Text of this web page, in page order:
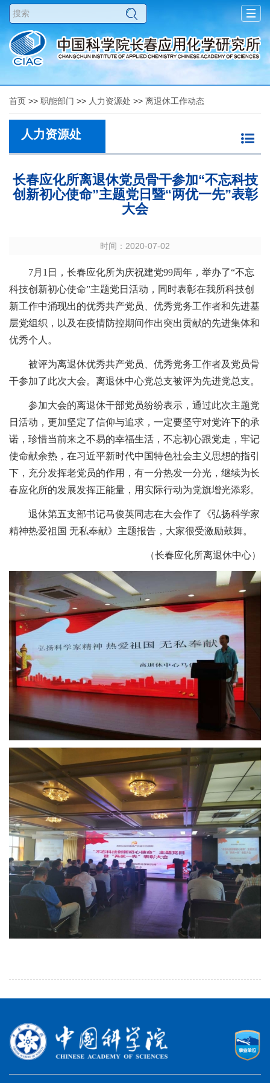
首页 >> 职能部门 >> 人力资源处 >> 离退休工作动态
人力资源处
长春应化所离退休党员骨干参加“不忘科技
创新初心使命”主题党日暨“两优一先”表彰
大会
时间：2020-07-02
7月1日，长春应化所为庆祝建党99周年，举办了“不忘
科技创新初心使命”主题党日活动，同时表彰在我所科技创
新工作中涌现出的优秀共产党员、优秀党务工作者和先进基
层党组织，以及在疫情防控期间作出突出贡献的先进集体和
优秀个人。
被评为离退休优秀共产党员、优秀党务工作者及党员骨
干参加了此次大会。离退休中心党总支被评为先进党总支。
参加大会的离退休干部党员纷纷表示，通过此次主题党
日活动，更加坚定了信仰与追求，一定要坚守对党许下的承
诺，珍惜当前来之不易的幸福生活，不忘初心跟党走，牢记
使命献余热，在习近平新时代中国特色社会主义思想的指引
下，充分发挥老党员的作用，有一分热发一分光，继续为长
春应化所的发展发挥正能量，用实际行动为党旗增光添彩。
退休第五支部书记马俊英同志在大会作了《弘扬科学家
精神热爱祖国 无私奉献》主题报告，大家很受激励鼓舞。
（长春应化所离退休中心）